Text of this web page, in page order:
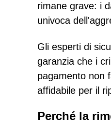
rimane grave: i
univoca
Gli esperti di
garanzia che i
pagamento non
affidabile per il
Perché la